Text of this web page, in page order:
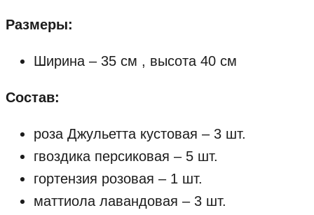
Размеры:
Ширина – 35 см , высота 40 см
Состав:
роза Джульетта кустовая – 3 шт.
гвоздика персиковая – 5 шт.
гортензия розовая – 1 шт.
маттиола лавандовая – 3 шт.